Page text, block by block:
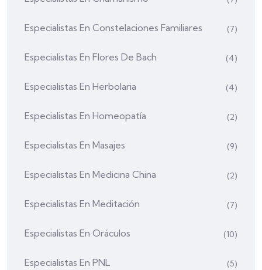
Especialistas En Constelaciones Familiares (7)
Especialistas En Flores De Bach (4)
Especialistas En Herbolaria (4)
Especialistas En Homeopatía (2)
Especialistas En Masajes (9)
Especialistas En Medicina China (2)
Especialistas En Meditación (7)
Especialistas En Oráculos (10)
Especialistas En PNL (5)